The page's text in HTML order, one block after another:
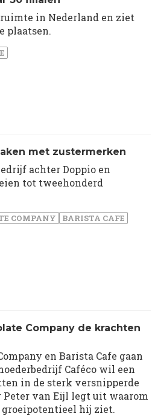
in Nederland en ziet
plaatsen.
met zustermerken
achter Doppio en
tot tweehonderd
COMPANY
BARISTA CAFE
Company de krachten
en Barista Cafe gaan
Caféco wil een
in de sterk versnipperde
van Eijl legt uit waarom
hij ziet.